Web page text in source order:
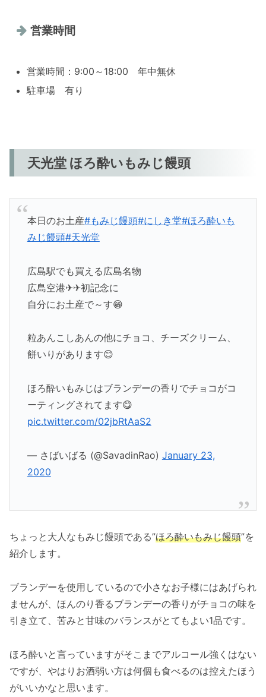
営業時間
営業時間：9:00～18:00 年中無休
駐車場 有り
天光堂 ほろ酔いもみじ饅頭
本日のお土産#もみじ饅頭#にしき堂#ほろ酔いも
みじ饅頭#天光堂
広島駅でも買える広島名物
広島空港✈✈初記念に
自分にお土産で～す😁
粒あんこしあんの他にチョコ、チーズクリーム、
餅いりがあります😊
ほろ酔いもみじはブランデーの香りでチョコがコ
ーティングされてます😋
pic.twitter.com/02jbRtAaS2
— さばいばる (@SavadinRao) January 23,
2020
ちょっと大人なもみじ饅頭である”ほろ酔いもみじ饅頭”を
紹介します。
ブランデーを使用しているので小さなお子様にはあげられ
ませんが、ほんのり香るブランデーの香りがチョコの味を
引き立て、苦みと甘味のバランスがとてもよい1品です。
ほろ酔いと言っていますがそこまでアルコール強くはない
ですが、やはりお酒弱い方は何個も食べるのは控えたほう
がいいかなと思います。